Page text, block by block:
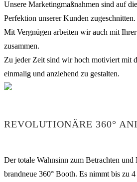
Unsere Marketingmaßnahmen sind auf
Perfektion unserer Kunden zugeschnitten.
Mit Vergnügen arbeiten wir auch mit
zusammen.
Zu jeder Zeit sind wir hoch motiviert mit
einmalig und anziehend zu gestalten.
REVOLUTIONÄRE 360°
Der totale Wahnsinn zum Betrachten und
brandneue 360° Booth. Es nimmt bis zu